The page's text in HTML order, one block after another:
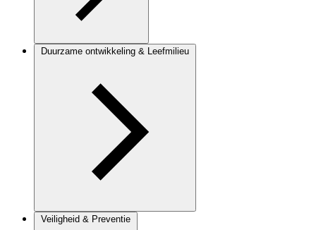
Duurzame ontwikkeling & Leefmilieu
Veiligheid & Preventie